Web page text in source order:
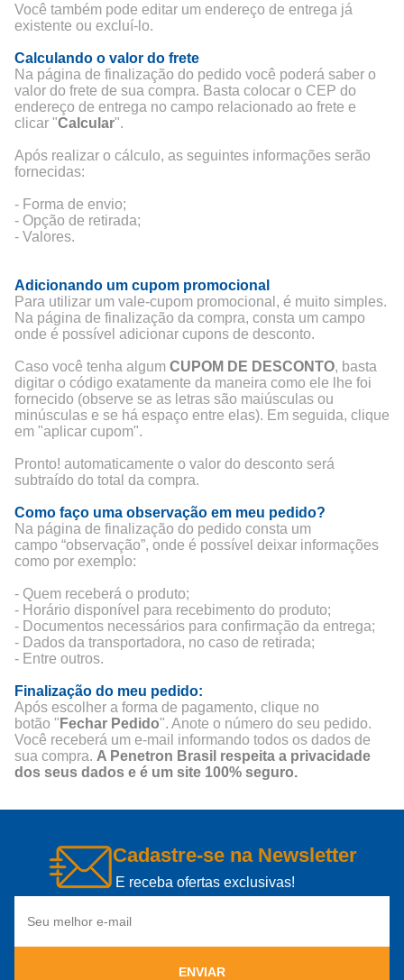
Você também pode editar um endereço de entrega já
existente ou excluí-lo.
Calculando o valor do frete
Na página de finalização do pedido você poderá saber o
valor do frete de sua compra. Basta colocar o CEP do
endereço de entrega no campo relacionado ao frete e
clicar "Calcular".
Após realizar o cálculo, as seguintes informações serão
fornecidas:
- Forma de envio;
- Opção de retirada;
- Valores.
Adicionando um cupom promocional
Para utilizar um vale-cupom promocional, é muito simples.
Na página de finalização da compra, consta um campo
onde é possível adicionar cupons de desconto.
Caso você tenha algum CUPOM DE DESCONTO, basta
digitar o código exatamente da maneira como ele lhe foi
fornecido (observe se as letras são maiúsculas ou
minúsculas e se há espaço entre elas). Em seguida, clique
em "aplicar cupom".
Pronto! automaticamente o valor do desconto será
subtraído do total da compra.
Como faço uma observação em meu pedido?
Na página de finalização do pedido consta um
campo “observação”, onde é possível deixar informações
como por exemplo:
- Quem receberá o produto;
- Horário disponível para recebimento do produto;
- Documentos necessários para confirmação da entrega;
- Dados da transportadora, no caso de retirada;
- Entre outros.
Finalização do meu pedido:
Após escolher a forma de pagamento, clique no
botão " Fechar Pedido". Anote o número do seu pedido.
Você receberá um e-mail informando todos os dados de
sua compra. A Penetron Brasil respeita a privacidade
dos seus dados e é um site 100% seguro.
Cadastre-se na Newsletter
E receba ofertas exclusivas!
ENVIAR